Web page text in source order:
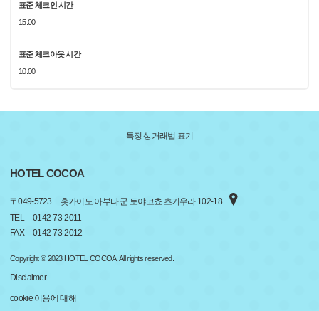
표준 체크인 시간
15:00
표준 체크아웃 시간
10:00
특정 상거래법 표기
HOTEL COCOA
〒049-5723
홋카이도 아부타 군 토야코쵸 츠키우라 102-18
TEL
0142-73-2011
FAX
0142-73-2012
Copyright © 2023 HOTEL COCOA, All rights reserved.
Disclaimer
cookie 이용에 대해